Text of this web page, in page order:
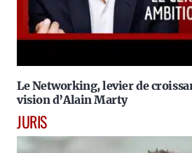
Le Networking, levier de
vision d’Alain Marty
JURIS